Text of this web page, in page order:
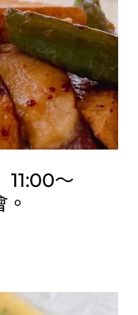
11:00～